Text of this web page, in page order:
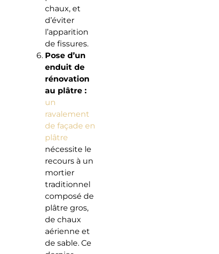
chaux, et
d’éviter
l’apparition
de fissures.
Pose d’un
enduit de
rénovation
au plâtre :
un
ravalement
de façade en
plâtre
nécessite le
recours à un
mortier
traditionnel
composé de
plâtre gros,
de chaux
aérienne et
de sable. Ce